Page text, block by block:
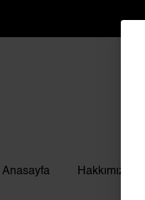
Anasayfa Hakkımızda